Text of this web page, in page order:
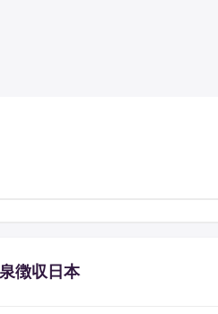
徴収日本